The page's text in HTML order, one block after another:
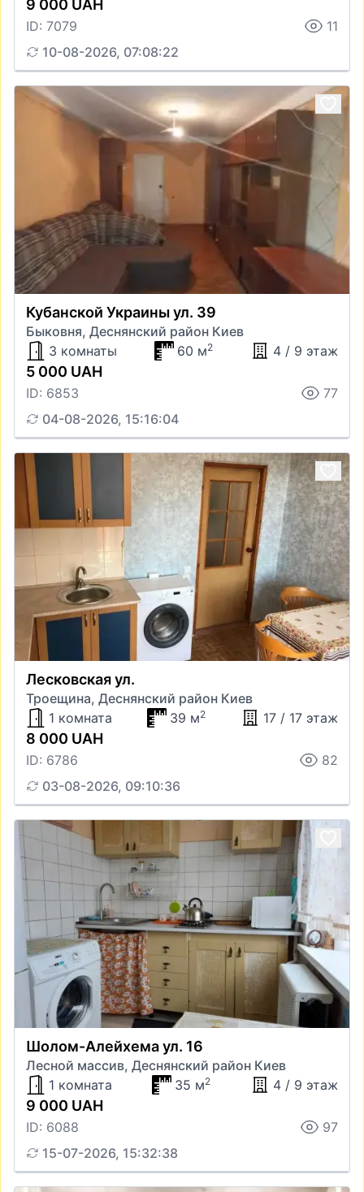
9 000 UAH
ID: 7079
11
10-08-2026, 07:08:22
Кубанской Украины ул. 39
Быковня, Деснянский район Киев
3 комнаты
60 м2 4 / 9 этаж
5 000 UAH
ID: 6853
77
04-08-2026, 15:16:04
Лесковская ул.
Троещина, Деснянский район Киев
1 комната
39 м2 17 / 17 этаж
8 000 UAH
ID: 6786
82
03-08-2026, 09:10:36
Шолом-Алейхема ул. 16
Лесной массив, Деснянский район Киев
1 комната
35 м2 4 / 9 этаж
9 000 UAH
ID: 6088
97
15-07-2026, 15:32:38